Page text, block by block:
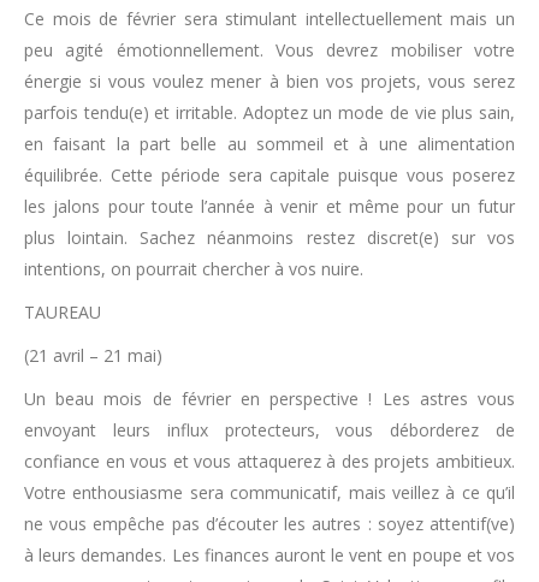
Ce mois de février sera stimulant intellectuellement mais un
peu agité émotionnellement. Vous devrez mobiliser votre
énergie si vous voulez mener à bien vos projets, vous serez
parfois tendu(e) et irritable. Adoptez un mode de vie plus sain,
en faisant la part belle au sommeil et à une alimentation
équilibrée. Cette période sera capitale puisque vous poserez
les jalons pour toute l’année à venir et même pour un futur
plus lointain. Sachez néanmoins restez discret(e) sur vos
intentions, on pourrait chercher à vos nuire.
TAUREAU
(21 avril – 21 mai)
Un beau mois de février en perspective ! Les astres vous
envoyant leurs influx protecteurs, vous déborderez de
confiance en vous et vous attaquerez à des projets ambitieux.
Votre enthousiasme sera communicatif, mais veillez à ce qu’il
ne vous empêche pas d’écouter les autres : soyez attentif(ve)
à leurs demandes. Les finances auront le vent en poupe et vos